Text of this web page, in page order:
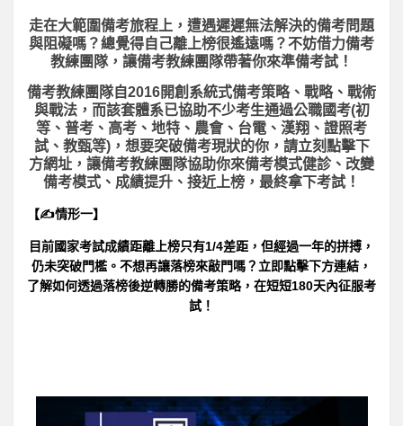
走在大範圍備考旅程上， 遭遇遲遲無法解決的備考問題
與阻礙嗎？總覺得自己離上榜很遙遠嗎？不妨借力備考
教練團隊，讓備考教練團隊帶著你來準備考試！
備考教練團隊自2016開創系統式備考策略、戰略、戰術
與戰法，而該套體系已協助不少考生通過公職國考(初
等、普考、高考、地特、農會、台電、漢翔、證照考
試、教甄等)，想要突破備考現狀的你，請立刻點擊下
方網址，讓備考教練團隊協助你來備考模式健診、改變
備考模式、成績提升、接近上榜，最終拿下考試！
【✍情形一】
目前國家考試成績距離上榜只有1/4差距，但經過一年的拼搏，
仍未突破門檻。不想再讓落榜來敲門嗎？立即點擊下方連結，
了解如何透過落榜後逆轉勝的備考策略，在短短180天內征服考
試！